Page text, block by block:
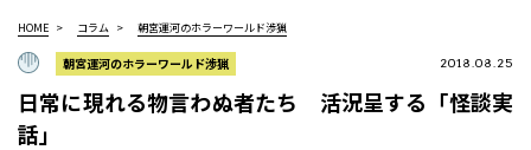
HOME コラム 朝宮運河のホラーワールド渉猟
朝宮運河のホラーワールド渉猟 2018.08.25
日常に現れる物言わぬ者たち 活況呈する「怪談実
話」